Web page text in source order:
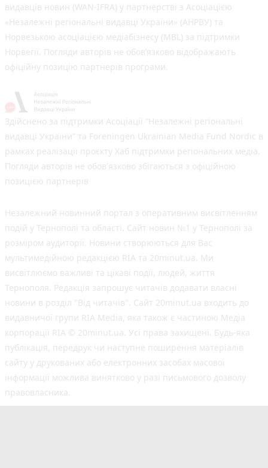
видавців новин (WAN-IFRA) у партнерстві з Асоціацією
«Незалежні регіональні видавці України» (АНРВУ) та
Норвезькою асоціацією медіабізнесу (MBL) за підтримки
Норвегії. Погляди авторів не обов’язково відображають
офіційну позицію партнерів програми.
Здійснено за підтримки Асоціації “Незалежні регіональні
видавці України” та Foreningen Ukrainian Media Fund Nordic в
рамках реалізації проєкту Хаб підтримки регіональних медіа.
Погляди авторів не обов'язково збігаються з офіційною
позицією партнерів
Незалежний новинний портал з оперативним висвітленням
подій у Тернополі та області. Сайт новин №1 у Тернополі за
розміром аудиторії. Новини створюються для Вас
мультимедійною редакцією RIA та 20minut.ua. Ми
висвітлюємо важливі та цікаві події, людей, життя
Тернополя. Редакція запрошує читачів додавати власні
новини в розділ "Від читачів". Сайт 20minut.ua входить до
видавничої групи RIA Media, яка також є частиною Медіа
корпорації RIA © 20minut.ua. Усі права захищені. Будь-яка
публiкацiя, передрук чи наступне поширення матеріалів
сайту у друкованих або електронних засобах масової
інформації можлива винятково у разі письмового дозволу
правовласника.